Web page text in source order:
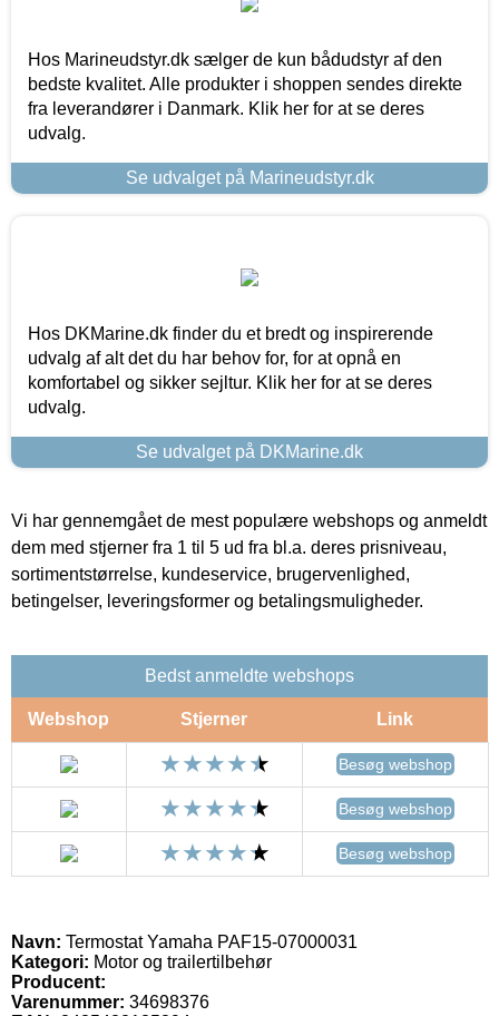
Hos Marineudstyr.dk sælger de kun bådudstyr af den
bedste kvalitet. Alle produkter i shoppen sendes direkte
fra leverandører i Danmark. Klik her for at se deres
udvalg.
Se udvalget på Marineudstyr.dk
Hos DKMarine.dk finder du et bredt og inspirerende
udvalg af alt det du har behov for, for at opnå en
komfortabel og sikker sejltur. Klik her for at se deres
udvalg.
Se udvalget på DKMarine.dk
Vi har gennemgået de mest populære webshops og anmeldt
dem med stjerner fra 1 til 5 ud fra bl.a. deres prisniveau,
sortimentstørrelse, kundeservice, brugervenlighed,
betingelser, leveringsformer og betalingsmuligheder.
Bedst anmeldte webshops
Webshop Stjerner Link
Besøg webshop
Besøg webshop
Besøg webshop
Navn: Termostat Yamaha PAF15-07000031
Kategori: Motor og trailertilbehør
Producent:
Varenummer: 34698376